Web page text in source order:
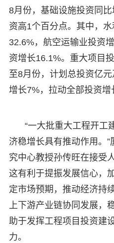
8月份，基础设施投资同
资高1个百分点。其中，
32.6%，航空运输业投资
资增长16.1%。重大项目
至8月份，计划总投资亿
增长7%，拉动全部投资增
“一大批重大工程开工
济稳增长具有推动作用。
究中心教授孙传旺在接受
这有利于提振发展信心，
定市场预期，推动经济持
上下游产业链协同发展，
助于发挥工程项目投资建
力。